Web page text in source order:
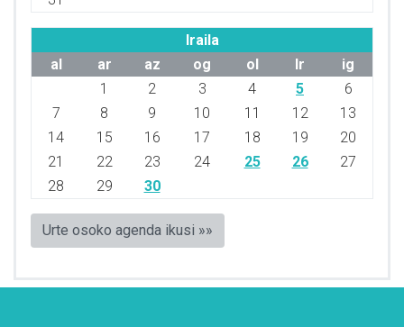
Iraila
al
ar az og ol lr
ig
1
2 3 4 5
6
7
8 9 10 11 12
13
14
15 16 17 18 19
20
21
22 23 24 25 26
27
28
29 30
Urte osoko agenda ikusi »»